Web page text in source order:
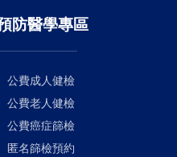
6i等抑制劑。總結對
士西西里•桑德斯所說—
因此期待能研發更多新
者要充分與主治醫師溝
程。
防醫學專區
公費成人健檢
公費老人健檢
公費癌症篩檢
匿名篩檢預約